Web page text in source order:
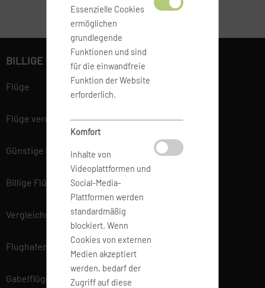
Essenzielle Cookies
ermöglichen
grundlegende
Funktionen und sind
für die einwandfreie
Funktion der Website
erforderlich.
Komfort
Inhalte von
Videoplattformen und
Social-Media-
Plattformen werden
standardmäßig
blockiert. Wenn
Cookies von externen
Medien akzeptiert
werden, bedarf der
Zugriff auf diese
BILLIGE FLÜGE BUCHEN
Flüge
Flüge vergleichen
Günstige Flüge
Billige Flüge
Vergleichsportal
Flughafen Informationen
Gabelflüge